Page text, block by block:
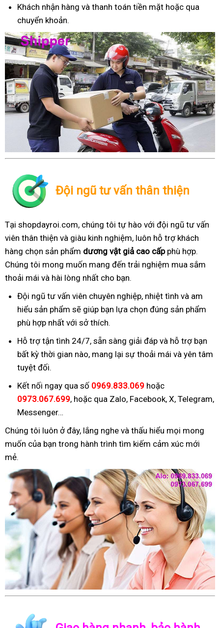
Khách nhận hàng và thanh toán tiền mặt hoặc qua
chuyển khoản.
Đội ngũ tư vấn thân thiện
Tại shopdayroi.com, chúng tôi tự hào với đội ngũ tư vấn
viên thân thiện và giàu kinh nghiệm, luôn hỗ trợ khách
hàng chọn sản phẩm dương vật giả cao cấpphù hợp.
Chúng tôi mong muốn mang đến trải nghiệm mua sắm
thoải mái và hài lòng nhất cho bạn.
Đội ngũ tư vấn viên chuyên nghiệp, nhiệt tình và am
hiểu sản phẩm sẽ giúp bạn lựa chọn đúng sản phẩm
phù hợp nhất với sở thích.
Hỗ trợ tận tình 24/7, sẵn sàng giải đáp và hỗ trợ bạn
bất kỳ thời gian nào, mang lại sự thoải mái và yên tâm
tuyệt đối.
Kết nối ngay qua số 0969.833.069 hoặc
0973.067.699, hoặc qua Zalo, Facebook, X, Telegram,
Messenger…
Chúng tôi luôn ở đây, lắng nghe và thấu hiểu mọi mong
muốn của bạn trong hành trình tìm kiếm cảm xúc mới
mẻ.